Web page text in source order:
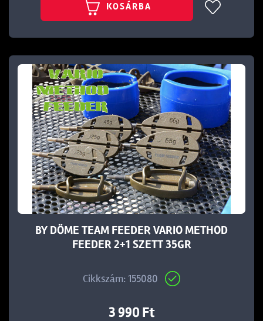
KOSÁRBA
BY DÖME TEAM FEEDER VARIO METHOD
FEEDER 2+1 SZETT 35GR
Cikkszám: 155080
3 990 Ft